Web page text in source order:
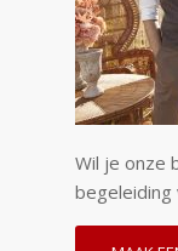
Wil je onze